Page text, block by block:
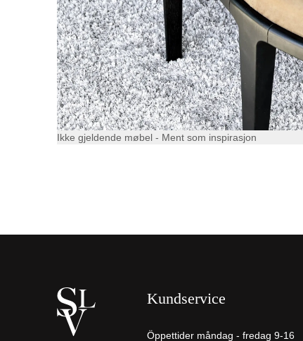
Ikke gjeldende møbel - Ment som inspirasjon
Kundservice
Öppettider måndag - fredag 9-16